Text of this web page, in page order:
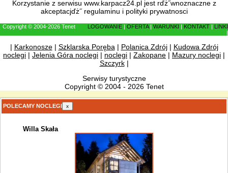
Korzystanie z serwisu www.karpacz24.pl jest rďż˝wnoznaczne z
akceptacjďż˝ regulaminu i polityki prywatnosci
Copyright © 2004-2026 Tenet LOGOWANIE OFERTA| WARUNKI KONTAKT
LINKI
| Karkonosze| Szklarska Poręba| Polanica Zdrój| Kudowa Zdrój
noclegi | Jelenia Góra noclegi | noclegi | Zakopane | Mazury noclegi |
Szczyrk|
Serwisy turystyczne
Copyright © 2004 - 2026 Tenet
POLECAMY NOCLEGI x
Willa Skała